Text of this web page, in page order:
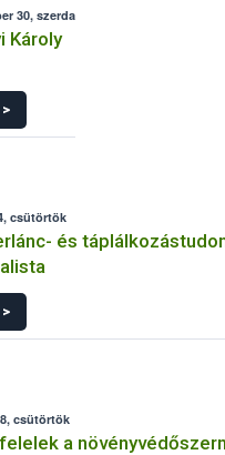
30, szerda
Károly
csütörtök
és
csütörtök
a